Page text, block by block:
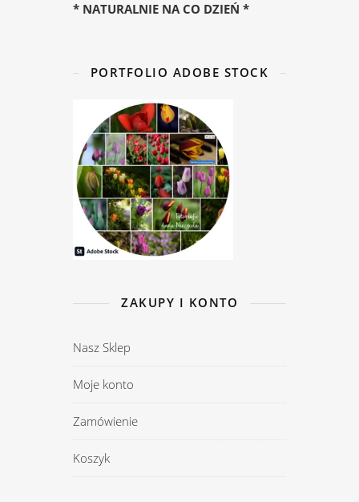
* NATURALNIE NA CO DZIEŃ *
PORTFOLIO ADOBE STOCK
ZAKUPY I KONTO
Nasz Sklep
Moje konto
Zamówienie
Koszyk